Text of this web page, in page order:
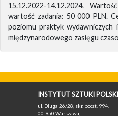
15.12.2022-14.12.2024.
wartość zadania: 50 000 PLN.
poziomu praktyk
międzynarodowego zasięgu
INSTYTUT SZTUKI
ul. Długa 26/28, skr. poczt. 994,
00-950 Warszawa,